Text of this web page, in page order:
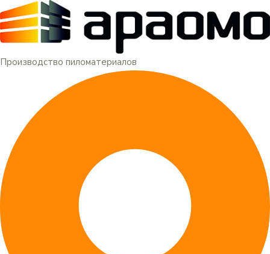
Производство пиломатериалов
Меню
Перейти
к
содержимому